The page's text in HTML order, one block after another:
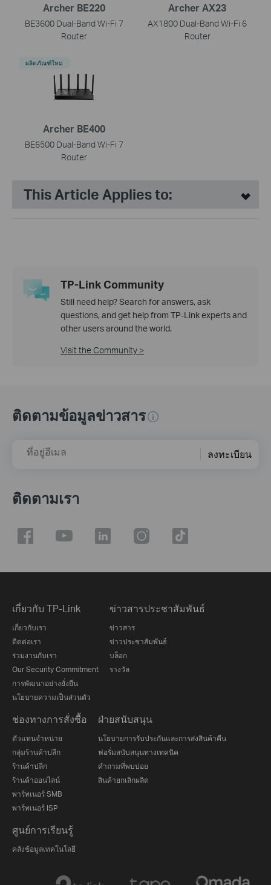
Archer BE220
BE3600 Dual-Band Wi-Fi 7
Router
Archer AX23
AX1800 Dual-Band Wi-Fi 6
Router
Archer BE400
BE6500 Dual-Band Wi-Fi 7
Router
ผลิตภัณฑ์ใหม่
This Article Applies to:
TP-Link Community
Still need help? Search for answers, ask
questions, and get help from TP-Link experts and
other users around the world.
Visit the Community >
ติดตามข้อมูลข่าวสาร
ที่อยู่อีเมล ลงทะเบียน
ติดตามเรา
เกี่ยวกับ TP-Link
เกี่ยวกับเรา
ติดต่อเรา
ร่วมงานกับเรา
Our Security Commitment
การพัฒนาอย่างยั่งยืน
นโยบายความเป็นส่วนตัว
ข่าวสารประชาสัมพันธ์
ข่าวสาร
ข่าวประชาสัมพันธ์
บล็อก
รางวัล
ช่องทางการสั่งซื้อ
ตัวแทนจำหน่าย
กลุ่มร้านค้าปลีก
ร้านค้าปลีก
ร้านค้าออนไลน์
พาร์ทเนอร์ SMB
พาร์ทเนอร์ ISP
ฝ่ายสนับสนุน
นโยบายการรับประกันและการส่งสินค้าคืน
ฟอรั่มสนับสนุนทางเทคนิค
คำถามที่พบบ่อย
สินค้ายกเลิกผลิต
ศูนย์การเรียนรู้
คลังข้อมูลเทคโนโลยี